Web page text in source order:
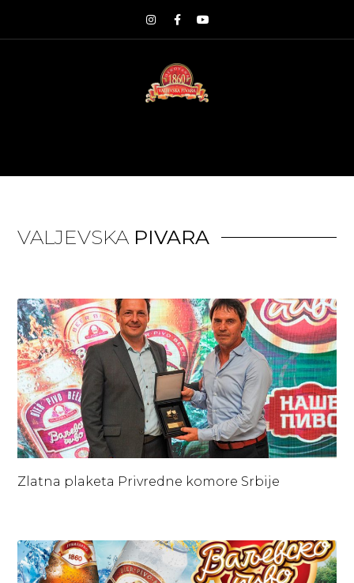
VALJEVSKA PIVARA
Zlatna plaketa Privredne komore Srbije